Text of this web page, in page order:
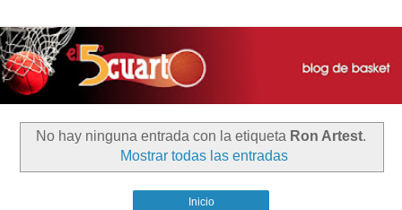
No hay ninguna entrada con la etiqueta Ron Artest.
Mostrar todas las entradas
Inicio